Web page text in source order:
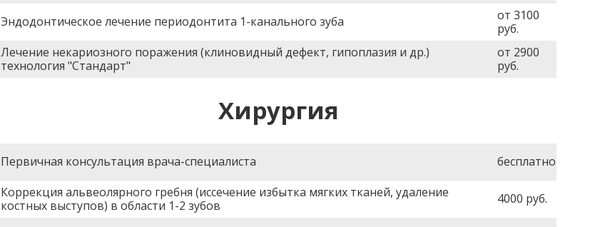
Эндодонтическое лечение периодонтита 1-канального зуба
от 3100
руб.
Лечение некариозного поражения (клиновидный дефект, гипоплазия и др.)
технология "Стандарт"
от 2900
руб.
Хирургия
Первичная консультация врача-специалиста
бесплатно
Коррекция альвеолярного гребня (иссечение избытка мягких тканей, удаление
костных выступов) в области 1-2 зубов
4000 руб.